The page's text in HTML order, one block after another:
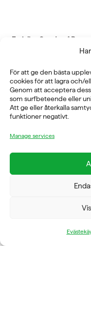
För att ge den bästa
cookies för att lagra och/
Genom att acceptera
som surfbeteende eller
Att ge eller återkalla
funktioner negativt.
Manage services
Fysioline Sweden AB
info@fysioline.se
TELEFON
08-760 6100
ADRESS
Rosendalsvägen 18b, SE-
REHABILITERING